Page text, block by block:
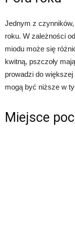
Jednym z
roku. W zależności
miodu może się
kwitną, pszczoły
prowadzi do
mogą być niższe w
Miejsce